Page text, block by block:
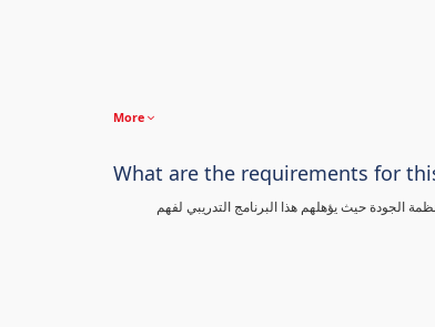
More
What are the requirements for
حيث يؤهلهم هذا البرنامج التدريبي لفهم